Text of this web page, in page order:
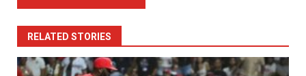
RELATED STORIES